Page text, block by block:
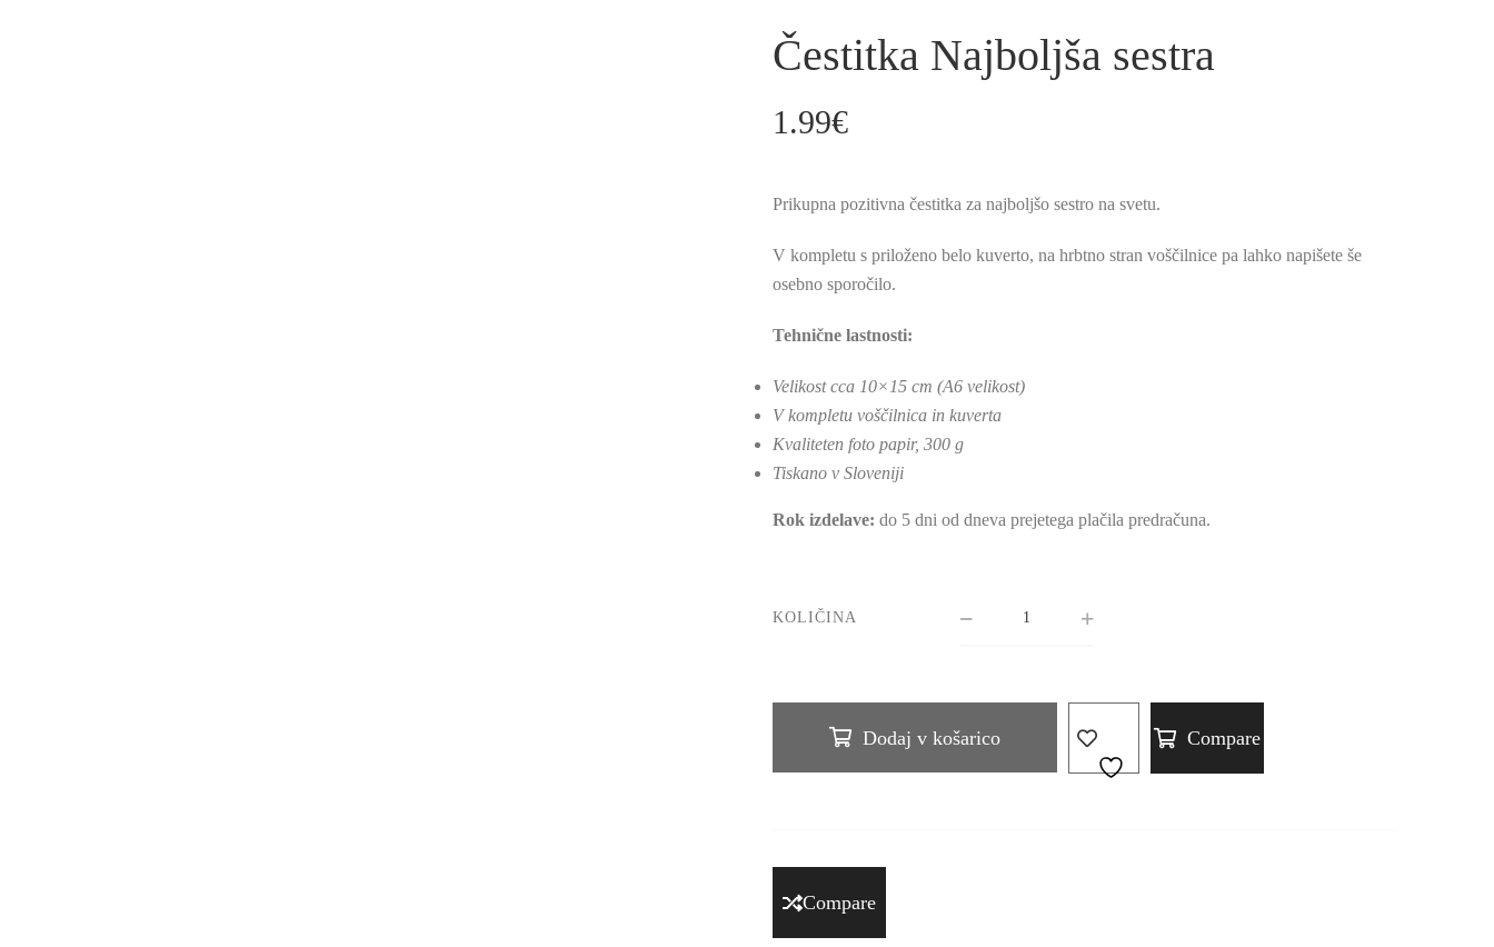
Čestitka Najboljša sestra
1.99€
Prikupna pozitivna čestitka za najboljšo sestro na svetu.
V kompletu s priloženo belo kuverto, na hrbtno stran voščilnice pa lahko napišete še
osebno sporočilo.
Tehnične lastnosti:
Velikost cca 10×15 cm (A6 velikost)
V kompletu voščilnica in kuverta
Kvaliteten foto papir, 300 g
Tiskano v Sloveniji
Rok izdelave: do 5 dni od dneva prejetega plačila predračuna.
KOLIČINA
Dodaj v košarico Compare
Compare